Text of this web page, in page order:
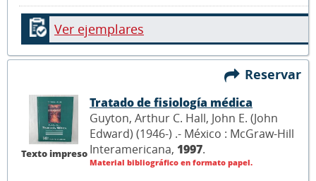
Ver ejemplares
Reservar
Texto impreso
Tratado de fisiología médica
Guyton, Arthur C. Hall, John E. (John
Edward) (1946-) .- México : McGraw-Hill
Interamericana, 1997.
Material bibliográfico en formato papel.